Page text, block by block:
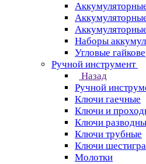
Наборы
Угловые
Ручной инструмент
Назад
Ручной
Ключи гаечные
Ключи и
Ключи
Ключи трубные
Ключи
Молотки